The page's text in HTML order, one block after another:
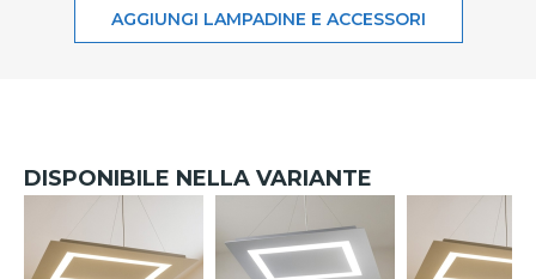
AGGIUNGI LAMPADINE E ACCESSORI
DISPONIBILE NELLA VARIANTE